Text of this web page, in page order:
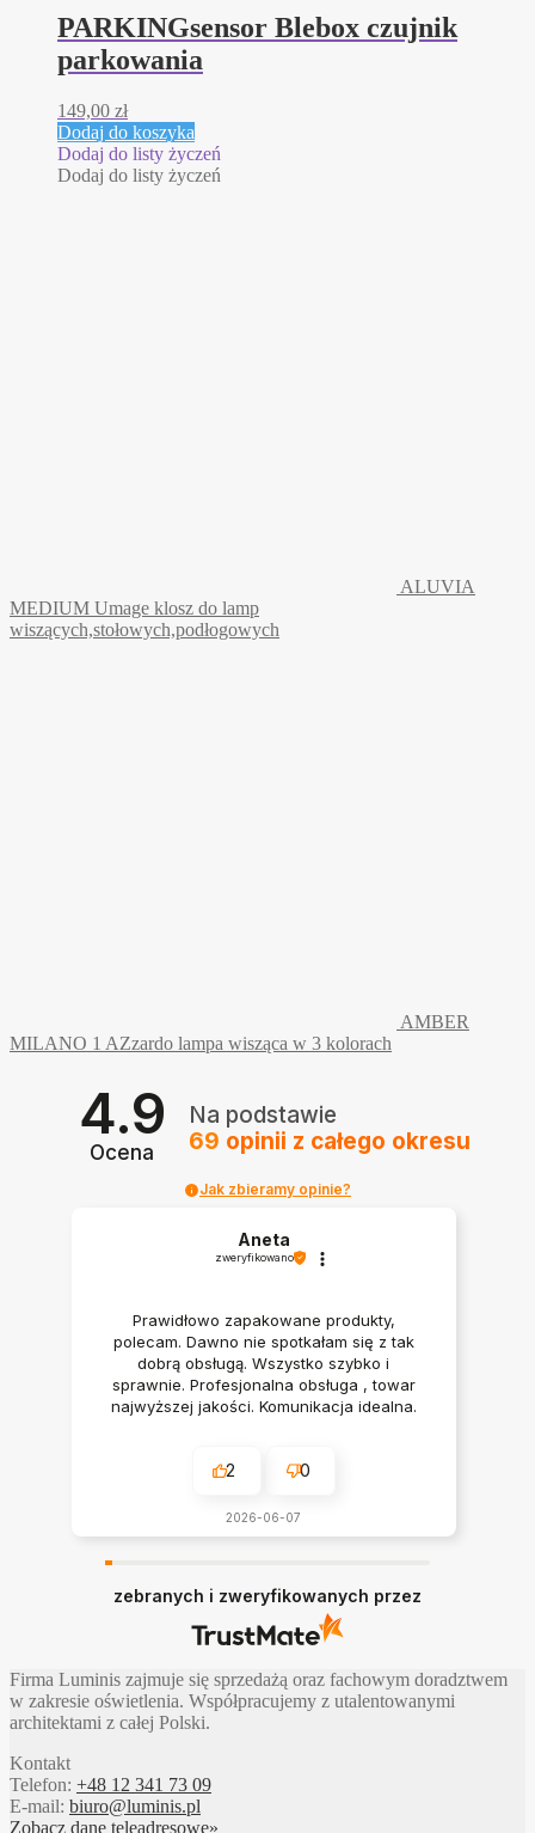
PARKINGsensor Blebox czujnik
parkowania
149,00 zł
Dodaj do koszyka
Dodaj do listy życzeń
Dodaj do listy życzeń
ALUVIA
MEDIUM Umage klosz do lamp
wiszących,stołowych,podłogowych
AMBER
MILANO 1 AZzardo lampa wisząca w 3 kolorach
4.9
Ocena
Na podstawie
69 opinii z całego okresu
Jak zbieramy opinie?
Aneta
zweryfikowano
Prawidłowo zapakowane produkty,
polecam. Dawno nie spotkałam się z tak
dobrą obsługą. Wszystko szybko i
sprawnie. Profesjonalna obsługa , towar
najwyższej jakości. Komunikacja idealna.
2 0
2026-06-07
zebranych i zweryfikowanych przez
Firma Luminis zajmuje się sprzedażą oraz fachowym doradztwem
w zakresie oświetlenia. Współpracujemy z utalentowanymi
architektami z całej Polski.
Kontakt
Telefon: +48 12 341 73 09
E-mail: biuro@luminis.pl
Zobacz dane teleadresowe»